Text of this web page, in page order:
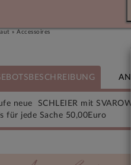
» Accessoires
neue SCHLEIER mit
für jede Sache 50,00Euro